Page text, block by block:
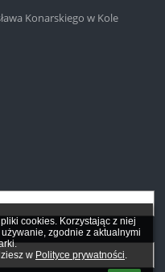
cookies. Korzystając z niej
zgodnie z aktualnymi
w Polityce prywatności.
Konarskiego w Kole